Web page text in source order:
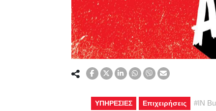
ΥΠΗΡΕΣΙΕΣ Επιχειρήσεις #IN